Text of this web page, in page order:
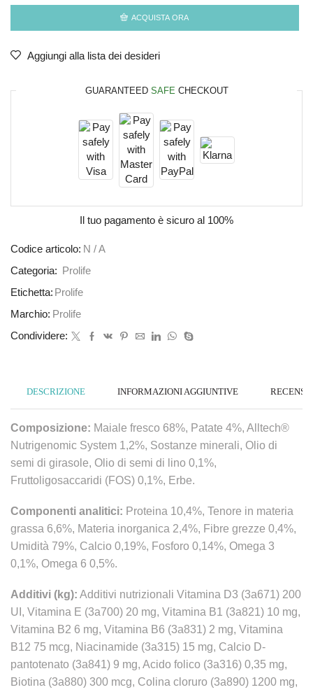
ACQUISTA ORA
Aggiungi alla lista dei desideri
GUARANTEED SAFE CHECKOUT
Il tuo pagamento è sicuro al 100%
Codice articolo: N / A
Categoria:
Prolife
Etichetta: Prolife
Marchio: Prolife
Condividere:
DESCRIZIONE INFORMAZIONI AGGIUNTIVE
Composizione: Maiale fresco 68%, Patate 4%, Alltech®
Nutrigenomic System 1,2%, Sostanze minerali, Olio di
semi di girasole, Olio di semi di lino 0,1%,
Fruttoligosaccaridi (FOS) 0,1%, Erbe.
Componenti analitici: Proteina 10,4%, Tenore in materia
grassa 6,6%, Materia inorganica 2,4%, Fibre grezze 0,4%,
Umidità 79%, Calcio 0,19%, Fosforo 0,14%, Omega 3
0,1%, Omega 6 0,5%.
Additivi (kg): Additivi nutrizionali Vitamina D3 (3a671) 200
UI, Vitamina E (3a700) 20 mg, Vitamina B1 (3a821) 10 mg,
Vitamina B2 6 mg, Vitamina B6 (3a831) 2 mg, Vitamina
B12 75 mcg, Niacinamide (3a315) 15 mg, Calcio D-
pantotenato (3a841) 9 mg, Acido folico (3a316) 0,35 mg,
Biotina (3a880) 300 mcg, Colina cloruro (3a890) 1200 mg,